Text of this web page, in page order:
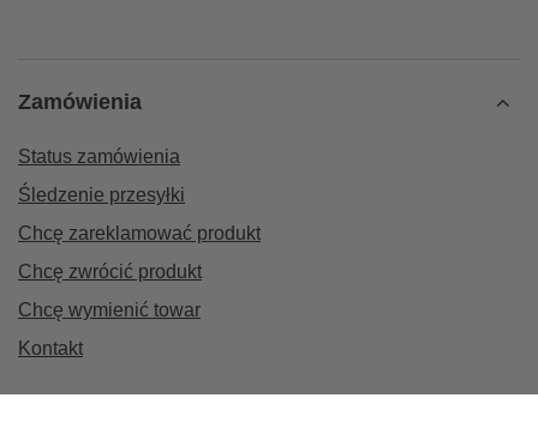
Zamówienia
Status zamówienia
Śledzenie przesyłki
Chcę zareklamować produkt
Chcę zwrócić produkt
Chcę wymienić towar
Kontakt